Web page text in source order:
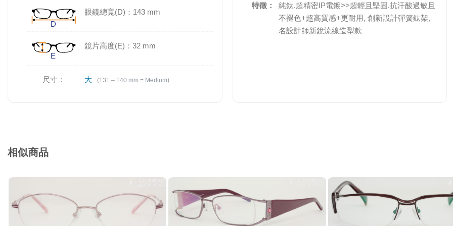
眼鏡總寬(D)：143 mm
鏡片高度(E)：32 mm
尺寸： 大 (131 – 140 mm = Medium)
特徵：
純鈦.超精密IP電鍍>>超輕且堅固.抗汗酸過敏且
不褪色+超高質感+更耐用, 創新設計彈簧鈦架,
名設計師新銳流線造型款
相似商品